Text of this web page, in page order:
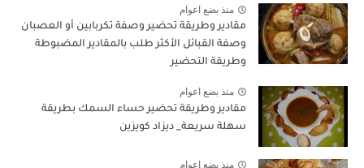
منذ بضع اعوام
مقادير وطريقة تحضير وصفة تكربابين أو العصبان
وصفة القبائل الأكثر طلب بالمقادير المضبوطة
وطريقة التحضير
منذ بضع اعوام
مقادير وطريقة تحضير حساء السمك بطريقة
سهلة سريعة_ ديزاد كويزين
منذ بضع اعوام